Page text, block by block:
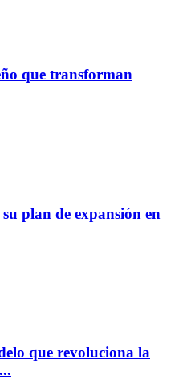
que transforman
plan de expansión en
que revoluciona la